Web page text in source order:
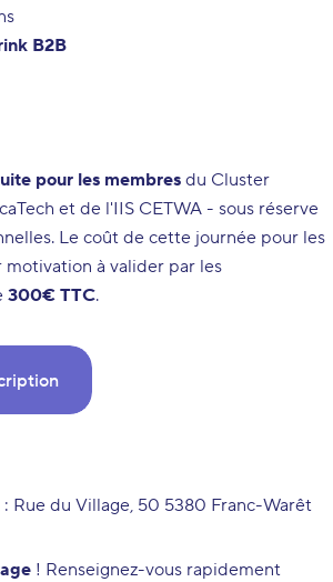
B2B
pour les membres du Cluster
et de l'IIS CETWA - sous réserve
Le coût de cette journée pour les
motivation à valider par les
300€ TTC.
Rue du Village, 50 5380 Franc-Warêt
! Renseignez-vous rapidement